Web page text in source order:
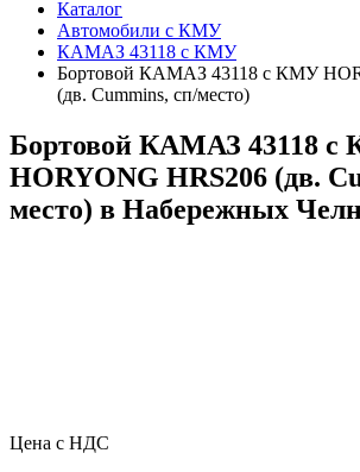
Каталог
Автомобили с КМУ
КАМАЗ 43118 с КМУ
Бортовой КАМАЗ 43118 с КМУ
(дв. Cummins, сп/место)
Бортовой КАМАЗ 43118
HORYONG HRS206 (дв.
место) в Набережных
Цена с НДС